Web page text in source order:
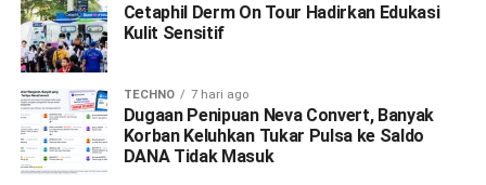
Cetaphil Derm On Tour Hadirkan Edukasi
Kulit Sensitif
TECHNO 7 hari ago
Dugaan Penipuan Neva Convert, Banyak
Korban Keluhkan Tukar Pulsa ke Saldo
DANA Tidak Masuk